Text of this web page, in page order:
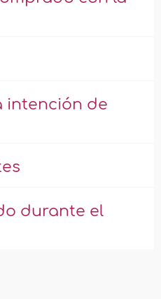
intención de
durante el